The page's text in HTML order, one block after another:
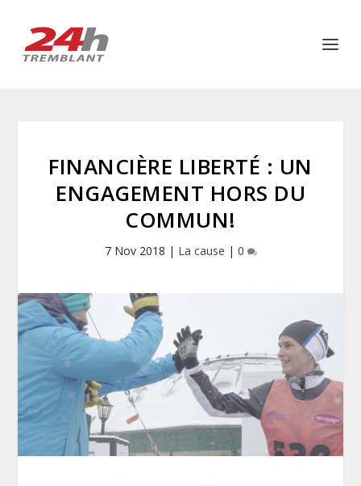
FINANCIÈRE LIBERTÉ : UN
ENGAGEMENT HORS DU
COMMUN!
7 Nov 2018 | La cause | 0